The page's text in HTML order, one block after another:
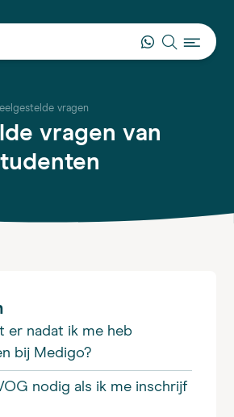
vragen
vragen van
er nadat ik me heb
bij Medigo?
nodig als ik me inschrijf